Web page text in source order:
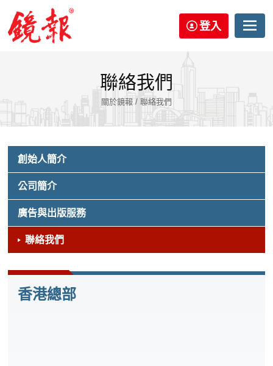
登入
聯絡我們
關於鏡報 / 聯絡我們
創始人簡介
公司簡介
廣告與出版服務
聯絡我們
香港總部